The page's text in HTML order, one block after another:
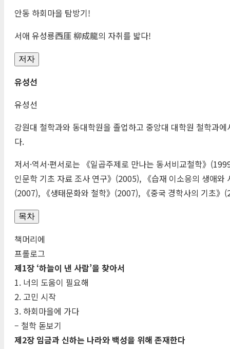
안동 하회마을 탐방기!
서애 유성룡西厓柳成龍의 자취를 밟다!
저자
유성선
유성선
강원대 철학과와 동대학원을 졸업하고 중앙대 대학원 철학과
다.
저서·역서·편서로는 《일곱주제로 만나는 동서비교철학》
인문학 기초 자료 조사 연구》(2005), 《습재 이소응의 생애
(2007), 《생태문화와 철학》(2007), 《중국 경학사의 기초
목차
책머리에
프롤로그
제1장 ‘하늘이 낸 사람’을 찾아서
1. 너의 도움이 필요해
2. 고민 시작
3. 하회마을에 가다
– 철학 돋보기
제2장 임금과 신하는 나라와 백성을 위해 존재한다